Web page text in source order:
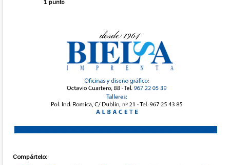
1 punto
Compártelo: